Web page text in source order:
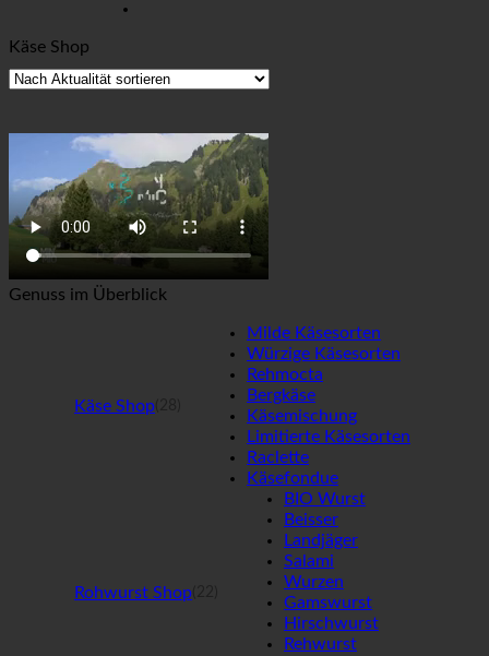
Käse Shop
Genuss im Überblick
Käse Shop
Milde Käsesorten
Würzige Käsesorten
Rehmocta
Bergkäse
Käsemischung
Limitierte Käsesorten
Raclette
Käsefondue
Rohwurst Shop
BIO Wurst
Beisser
Landjäger
Salami
Wurzen
Gamswurst
Hirschwurst
Rehwurst